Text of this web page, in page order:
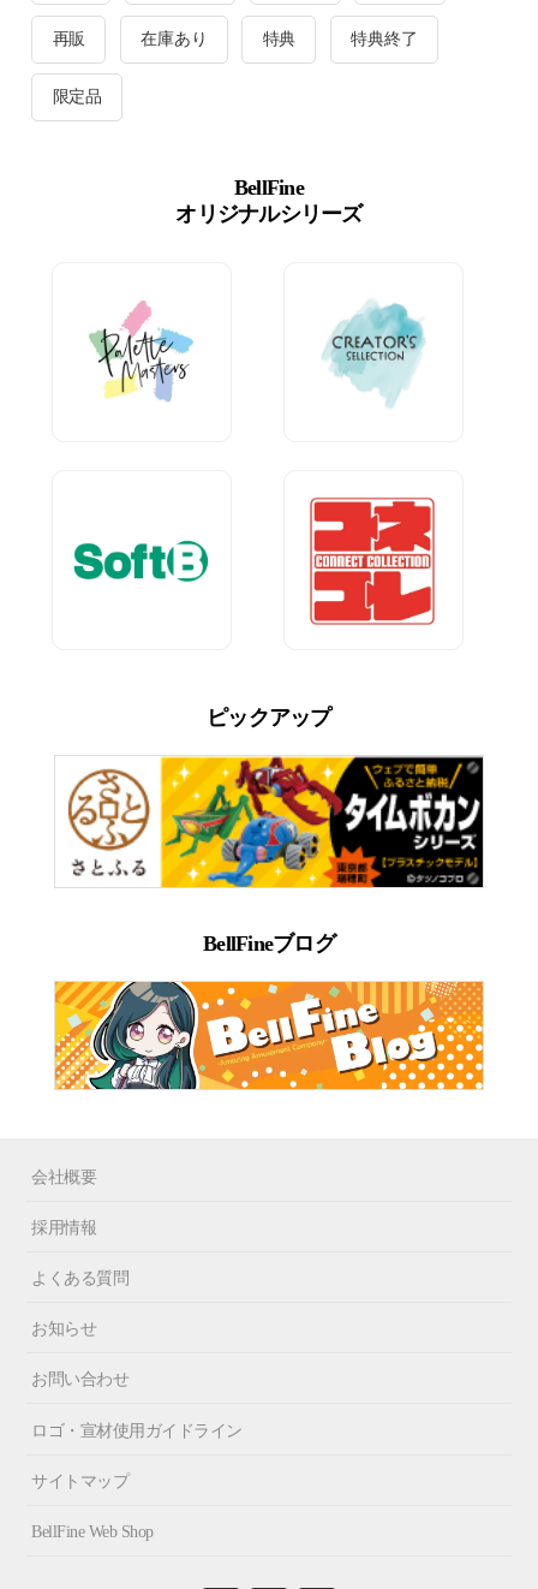
再販 在庫あり 特典 特典終了
限定品
BellFine
オリジナルシリーズ
ピックアップ
BellFineブログ
会社概要
採用情報
よくある質問
お知らせ
お問い合わせ
ロゴ・宣材使用ガイドライン
サイトマップ
BellFine Web Shop
Fa In